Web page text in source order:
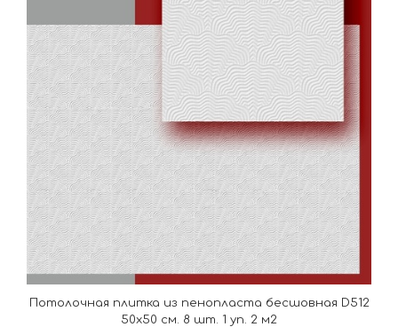
Потолочная плитка из пенопласта бесшовная D512
50х50 см. 8 шт. 1 уп. 2 м2